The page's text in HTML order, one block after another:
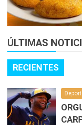
ÚLTIMAS
RECIENTES